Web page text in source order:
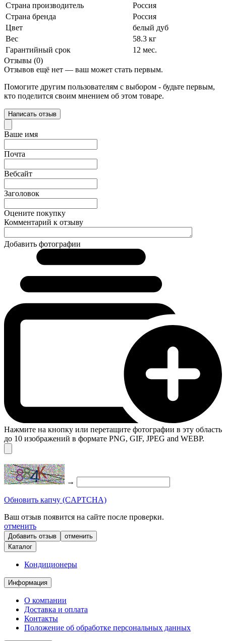
Страна производитель
Россия
Страна бренда
Россия
Цвет
белый дуб
Вес
58.3 кг
Гарантийный срок
12 мес.
Отзывы (0)
Отзывов ещё нет — ваш может стать первым.
Помогите другим пользователям с выбором - будьте первым,
кто поделится своим мнением об этом товаре.
Написать отзыв
Ваше имя
Почта
Вебсайт
Заголовок
Оцените покупку
Комментарий к отзыву
Добавить фотографии
Нажмите на кнопку или перетащите фотографии в эту область
до 10 изображений в формате PNG, GIF, JPEG and WEBP.
→
Обновить капчу (CAPTCHA)
Ваш отзыв появится на сайте после проверки.
отменить
отменить
Каталог
Кондиционеры
Информация
О компании
Доставка и оплата
Контакты
Положение об обработке персональных данных